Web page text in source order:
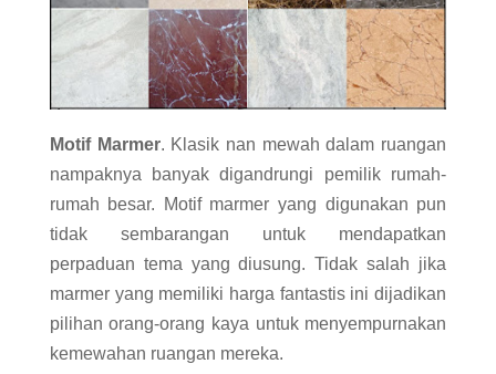
Motif Marmer. Klasik nan mewah dalam ruangan
nampaknya banyak digandrungi pemilik rumah-
rumah besar. Motif marmer yang digunakan pun
tidak sembarangan untuk mendapatkan
perpaduan tema yang diusung. Tidak salah jika
marmer yang memiliki harga fantastis ini dijadikan
pilihan orang-orang kaya untuk menyempurnakan
kemewahan ruangan mereka.